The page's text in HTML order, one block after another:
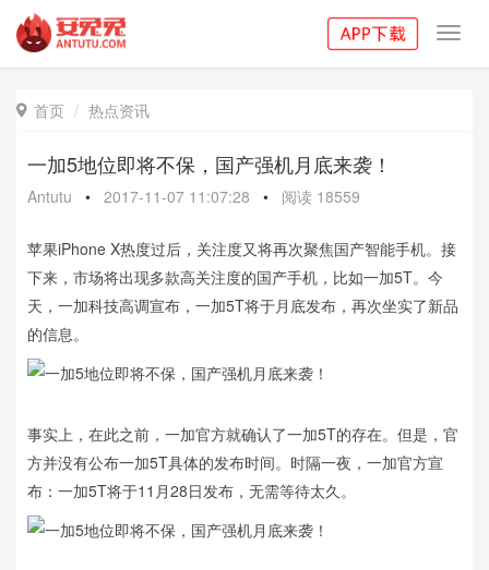
 首页 热点资讯
一加5地位即将不保，国产强机月底来袭！
Antutu • 2017-11-07 11:07:28 • 阅读 18559
苹果iPhone X热度过后，关注度又将再次聚焦国产智能手机。接
下来，市场将出现多款高关注度的国产手机，比如一加5T。今
天，一加科技高调宣布，一加5T将于月底发布，再次坐实了新品
的信息。
事实上，在此之前，一加官方就确认了一加5T的存在。但是，官
方并没有公布一加5T具体的发布时间。时隔一夜，一加官方宣
布：一加5T将于11月28日发布，无需等待太久。